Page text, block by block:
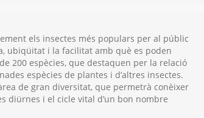
els insectes més populars per al públic
ubiqüitat i la facilitat amb què es poden
200 espècies, que destaquen per la relació
espècies de plantes i d’altres insectes.
de gran diversitat, que permetrà conèixer
diürnes i el cicle vital d’un bon nombre